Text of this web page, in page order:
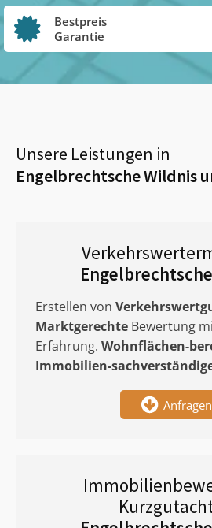
Bestpreis
Garantie
Unsere Leistungen in
Engelbrechtsche Wildnis
Erstellen von
Marktgerechte Bewertung
Erfahrung. Wohnflächen-
Immobilien-
Anfragen